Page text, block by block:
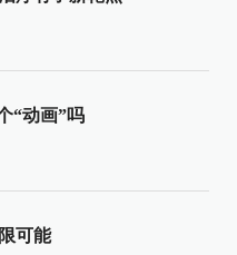
“动画”吗
可能